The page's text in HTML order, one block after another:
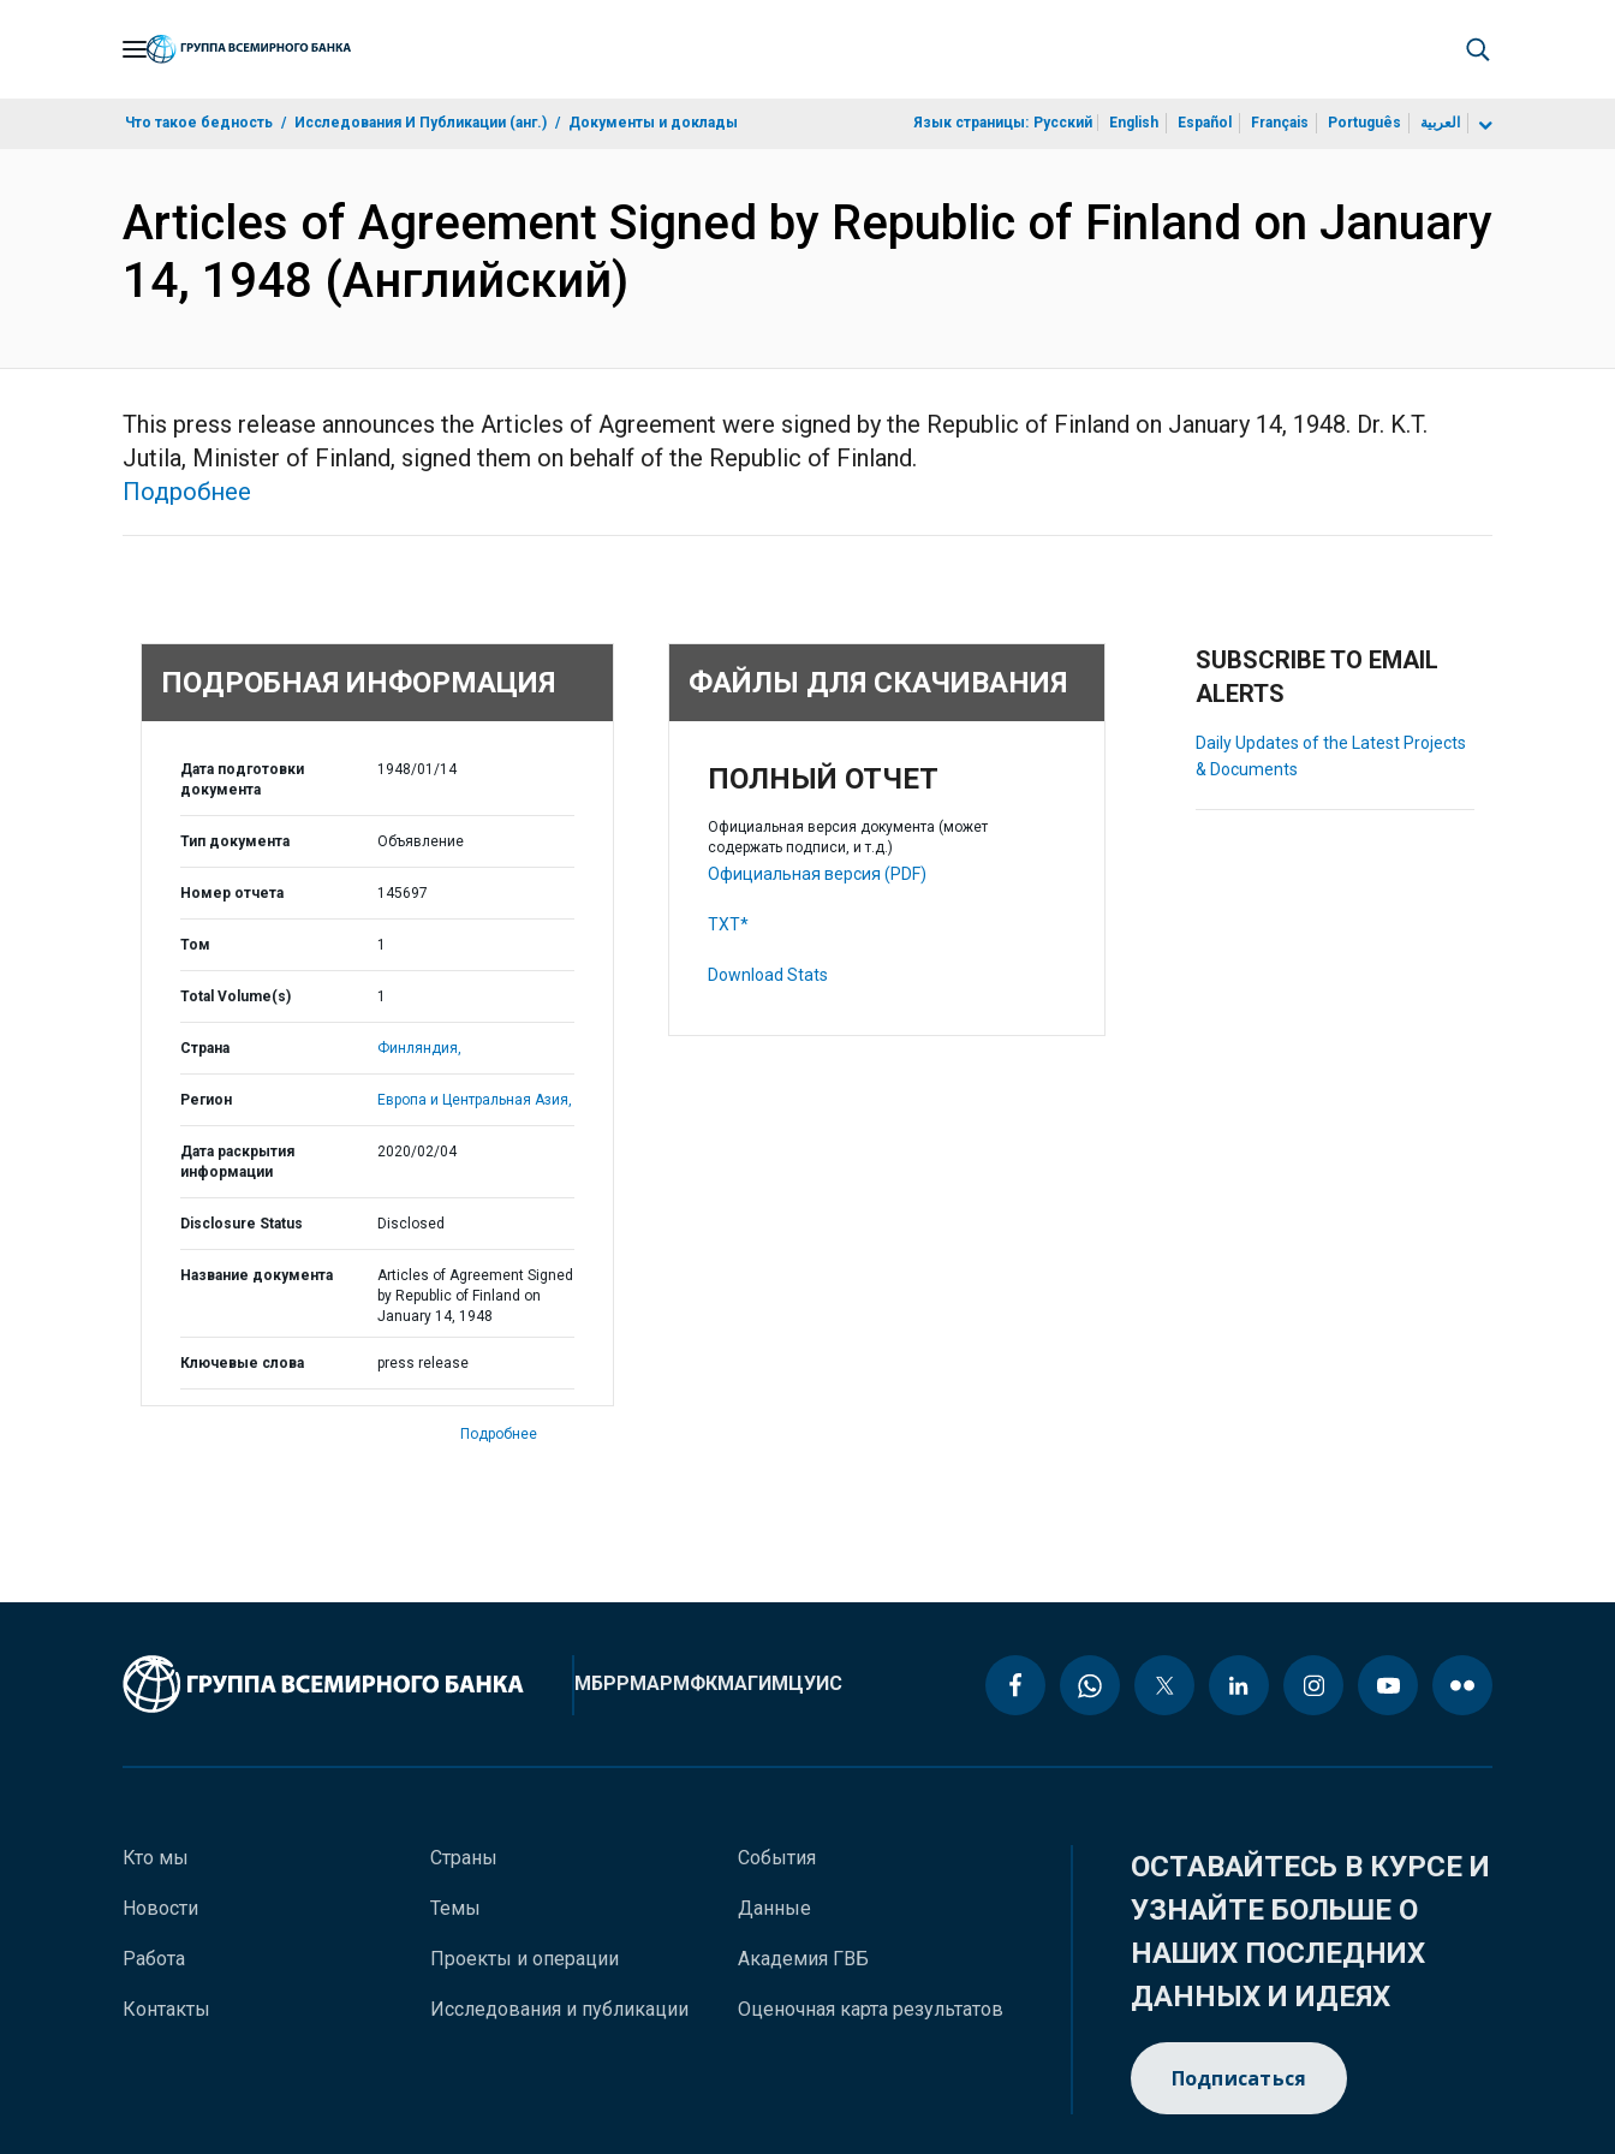
Что такое бедность Исследования И Публикации (анг.) Документы и доклады Язык страницы: Русский English Español Français Português العربية
Articles of Agreement Signed by Republic of Finland on January
14, 1948 (Английский)
This press release announces the Articles of Agreement were signed by the Republic of Finland on January 14, 1948. Dr. K.T.
Jutila, Minister of Finland, signed them on behalf of the Republic of Finland.
Подробнее
ПОДРОБНАЯ ИНФОРМАЦИЯ
Дата подготовки
документа
1948/01/14
Тип документа Объявление
Номер отчета 145697
Том 1
Total Volume(s) 1
Страна Финляндия,
Регион Европа и Центральная Азия,
Дата раскрытия
информации
2020/02/04
Disclosure Status Disclosed
Название документа
Articles of Agreement Signed
by Republic of Finland on
January 14, 1948
Ключевые слова press release
Подробнее
ФАЙЛЫ ДЛЯ СКАЧИВАНИЯ
ПОЛНЫЙ ОТЧЕТ
Официальная версия документа (может
содержать подписи, и т.д.)
Официальная версия (PDF)
TXT*
Download Stats
SUBSCRIBE TO EMAIL
ALERTS
Daily Updates of the Latest Projects
& Documents
МБРРМАРМФКМАГИМЦУИС
Кто мы
Новости
Работа
Контакты
Страны
Темы
Проекты и операции
Исследования и публикации
События
Данные
Академия ГВБ
Оценочная карта результатов
ОСТАВАЙТЕСЬ В КУРСЕ И
УЗНАЙТЕ БОЛЬШЕ О
НАШИХ ПОСЛЕДНИХ
ДАННЫХ И ИДЕЯХ
Подписаться